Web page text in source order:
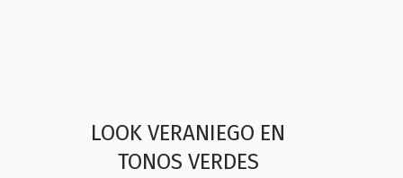
LOOK VERANIEGO EN
TONOS VERDES